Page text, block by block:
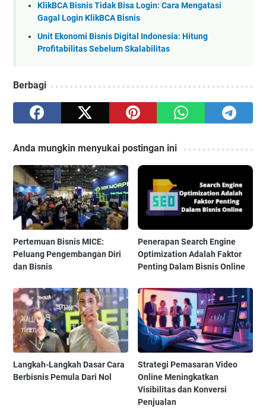
KlikBCA Bisnis Tidak Bisa Login: Cara Mengatasi
Gagal Login KlikBCA Bisnis
Unit Ekonomi Bisnis Digital Indonesia: Hitung
Profitabilitas Sebelum Skalabilitas
Berbagi
Anda mungkin menyukai postingan ini
Pertemuan Bisnis MICE:
Peluang Pengembangan Diri
dan Bisnis
Penerapan Search Engine
Optimization Adalah Faktor
Penting Dalam Bisnis Online
Langkah-Langkah Dasar Cara
Berbisnis Pemula Dari Nol
Strategi Pemasaran Video
Online Meningkatkan
Visibilitas dan Konversi
Penjualan